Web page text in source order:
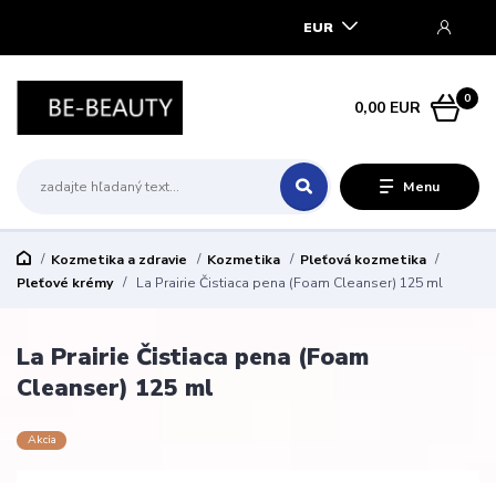
Menu
EUR
0
0,00 EUR
Kozmetika a zdravie Kozmetika
Pleťová kozmetika
Pleťové krémy
La Prairie Čistiaca pena (Foam Cleanser) 125 ml
La Prairie Čistiaca pena (Foam
Cleanser) 125 ml
Akcia